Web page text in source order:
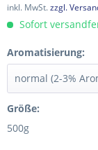
inkl. MwSt.zzgl.
Sofort
Aromatisierung:
Größe:
500g